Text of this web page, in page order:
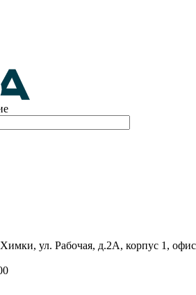
Химки, ул. Рабочая, д.2А, корпус 1,